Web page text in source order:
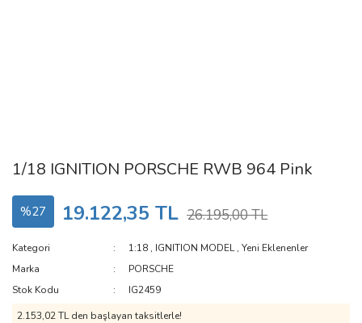
1/18 IGNITION PORSCHE RWB 964 Pink
%27 19.122,35 TL 26.195,00 TL
Kategori 1:18 , IGNITION MODEL,Yeni Eklenenler
Marka
PORSCHE
Stok Kodu
IG2459
2.153,02 TL den başlayan taksitlerle!